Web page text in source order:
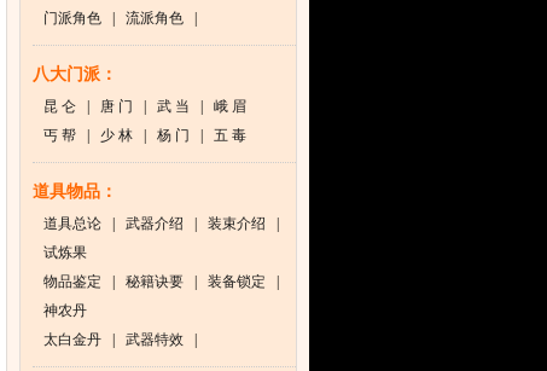
门派角色
流派角色
八大门派：
昆 仑 唐 门 武 当
峨 眉
丐 帮
少 林 杨 门 五 毒
道具物品：
道具总论 武器介绍 装束介绍
试炼果
物品鉴定
秘籍诀要 装备锁定
神农丹
太白金丹
武器特效